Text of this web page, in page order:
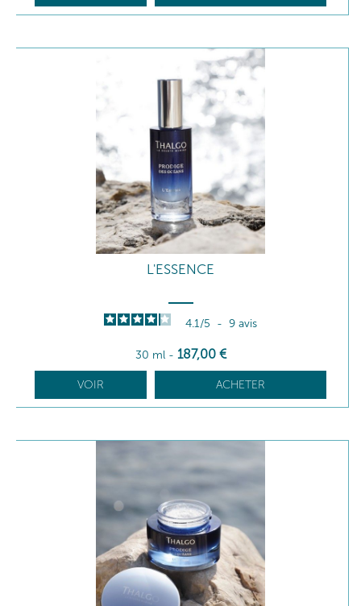
L'ESSENCE
4.1/5 - 9 avis
30 ml - 187,00 €
VOIR ACHETER